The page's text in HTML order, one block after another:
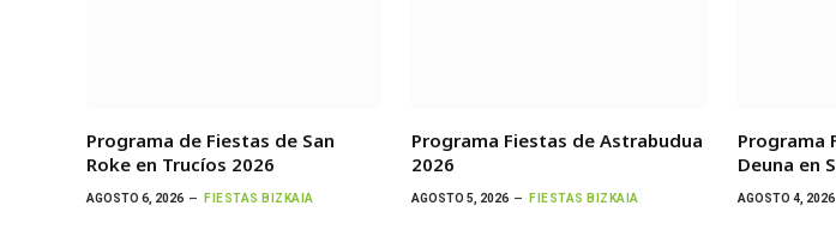
Programa de Fiestas de San
Roke en Trucíos 2026
AGOSTO 6, 2026 FIESTAS BIZKAIA
Programa Fiestas de Astrabudua
2026
AGOSTO 5, 2026 FIESTAS BIZKAIA
Programa
Deuna en
AGOSTO 4, 2026